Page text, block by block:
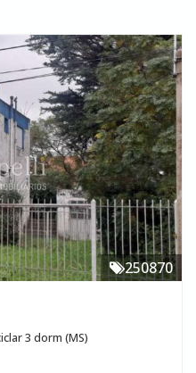
250870
3 dorm (MS)